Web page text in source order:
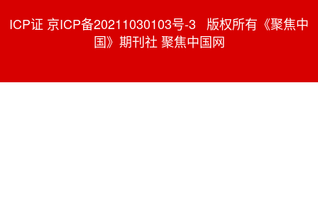
ICP证 京ICP备20211030103号-3 版权所有《聚焦中
国》期刊社 聚焦中国网